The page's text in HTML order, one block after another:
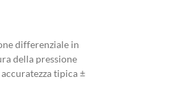
differenziale in
della pressione
tipica ±